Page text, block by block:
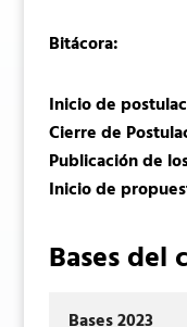
Bitácora:
Inicio de
Cierre de
Publicación de
Inicio de
Bases del